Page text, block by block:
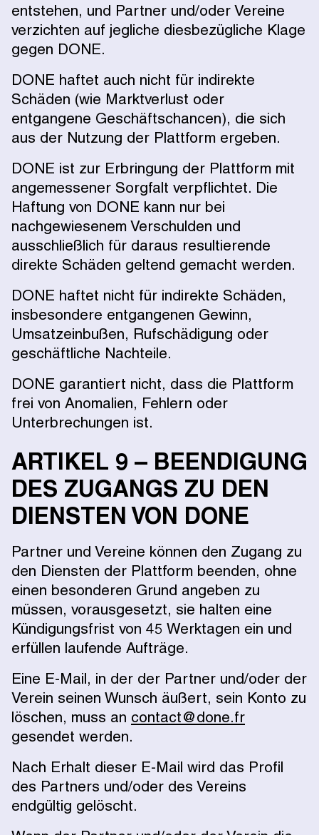
entstehen, und Partner und/oder Vereine
verzichten auf jegliche diesbezügliche Klage
gegen DONE.
DONE haftet auch nicht für indirekte
Schäden (wie Marktverlust oder
entgangene Geschäftschancen), die sich
aus der Nutzung der Plattform ergeben.
DONE ist zur Erbringung der Plattform mit
angemessener Sorgfalt verpflichtet. Die
Haftung von DONE kann nur bei
nachgewiesenem Verschulden und
ausschließlich für daraus resultierende
direkte Schäden geltend gemacht werden.
DONE haftet nicht für indirekte Schäden,
insbesondere entgangenen Gewinn,
Umsatzeinbußen, Rufschädigung oder
geschäftliche Nachteile.
DONE garantiert nicht, dass die Plattform
frei von Anomalien, Fehlern oder
Unterbrechungen ist.
ARTIKEL 9 – BEENDIGUNG
DES ZUGANGS ZU DEN
DIENSTEN VON DONE
Partner und Vereine können den Zugang zu
den Diensten der Plattform beenden, ohne
einen besonderen Grund angeben zu
müssen, vorausgesetzt, sie halten eine
Kündigungsfrist von 45 Werktagen ein und
erfüllen laufende Aufträge.
Eine E-Mail, in der der Partner und/oder der
Verein seinen Wunsch äußert, sein Konto zu
löschen, muss an contact@done.fr
gesendet werden.
Nach Erhalt dieser E-Mail wird das Profil
des Partners und/oder des Vereins
endgültig gelöscht.